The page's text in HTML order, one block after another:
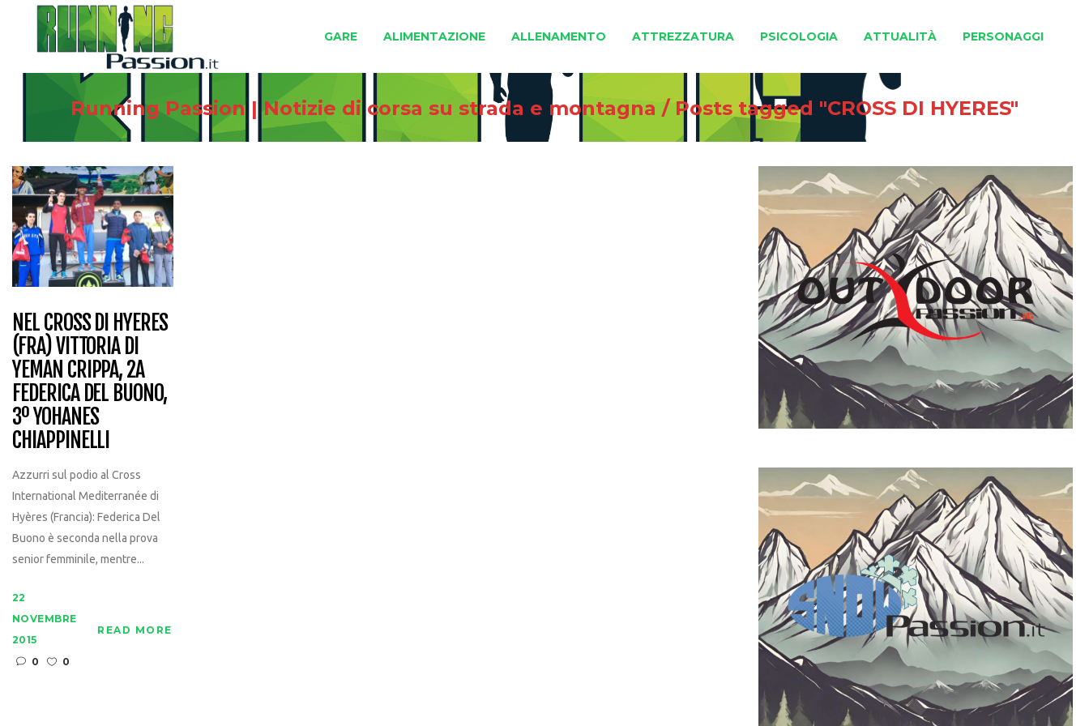
GARE ALIMENTAZIONE ALLENAMENTO ATTREZZATURA PSICOLOGIA ATTUALITÀ PERSONAGGI
Running Passion | Notizie di corsa su strada e montagna / Posts tagged "CROSS DI HYERES"
NEL CROSS DI HYERES
(FRA) VITTORIA DI
YEMAN CRIPPA, 2A
FEDERICA DEL BUONO,
3º YOHANES
CHIAPPINELLI
Azzurri sul podio al Cross
International Mediterranée di
Hyères (Francia): Federica Del
Buono è seconda nella prova
senior femminile, mentre...
22
NOVEMBRE
2015
0
0
READ MORE